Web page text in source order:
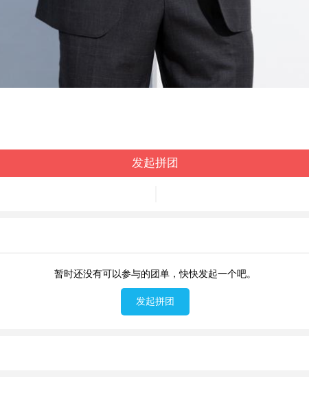
发起拼团
暂时还没有可以参与的团单，快快发起一个吧。
发起拼团